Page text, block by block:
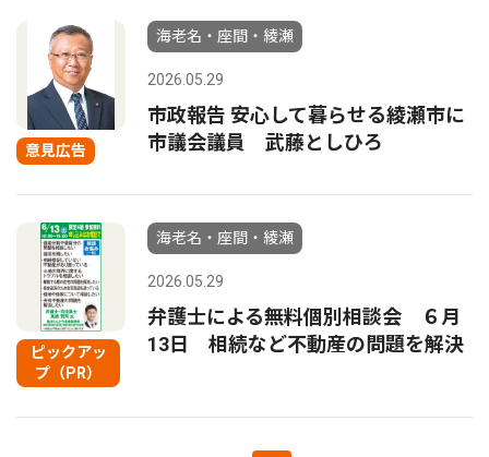
意見広告
海老名・座間・綾瀬
2026.05.29
市政報告 安心して暮らせる綾瀬市に
市議会議員 武藤としひろ
ピックアッ
プ（PR）
海老名・座間・綾瀬
2026.05.29
弁護士による無料個別相談会 ６月
13日 相続など不動産の問題を解決